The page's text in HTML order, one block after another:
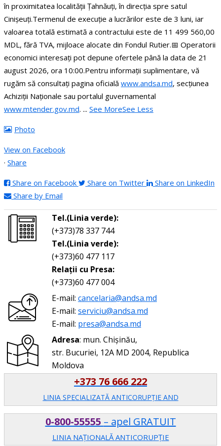
în proximitatea localității Țahnăuți, în direcția spre satul
Cinișeuți.Termenul de execuție a lucrărilor este de 3 luni, iar
valoarea totală estimată a contractului este de 11 499 560,00
MDL, fără TVA, mijloace alocate din Fondul Rutier.📅 Operatorii
economici interesați pot depune ofertele până la data de 21
august 2026, ora 10:00.Pentru informații suplimentare, vă
rugăm să consultați pagina oficială www.andsa.md, secțiunea
Achiziții Naționale sau portalul guvernamental
www.mtender.gov.md. ... See MoreSee Less
Photo
View on Facebook
· Share
Share on Facebook Share on Twitter
Share on LinkedIn
Share by Email
Tel.(Linia verde):
(+373)78 337 744
Tel.(Linia verde):
(+373)60 477 117
Relații cu Presa:
(+373)60 477 004
E-mail: cancelaria@andsa.md
E-mail: serviciu@andsa.md
E-mail: presa@andsa.md
Adresa: mun. Chișinău,
str. Bucuriei, 12A MD 2004, Republica
Moldova
+373 76 666 222
LINIA SPECIALIZATĂ ANTICORUPŢIE AND
0-800-55555 – apel GRATUIT
LINIA NAȚIONALĂ ANTICORUPȚIE